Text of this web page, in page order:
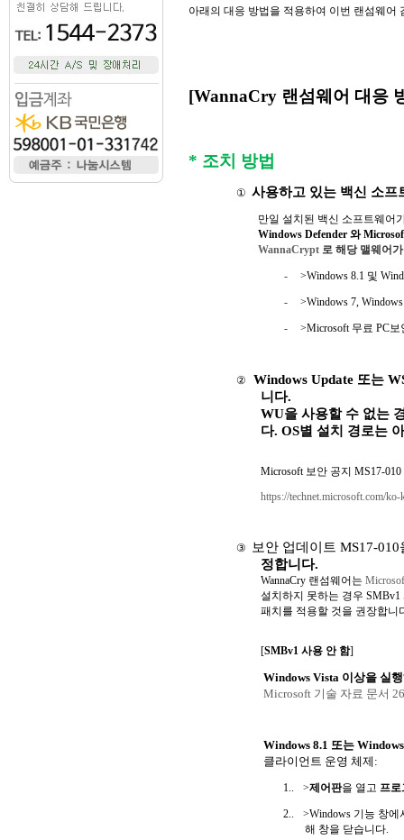
아래의 대응 방법을 적용하여 이번 랜섬웨어
[WannaCry 랜섬웨어 대응
* 조치 방법
① 사용하고 있는 백신 소프
만일 설치된 백신 소프트웨어
Windows Defender 와
WannaCrypt 로 해당 맬웨어
- >Windows 8.1 및
- >Windows 7,
- >Microsoft 무료 PC보
② Windows Update 또는
니다.
WU을 사용할 수 없는
다. OS별 설치 경로는
Microsoft 보안 공지 MS17-010
https://technet.microsoft.com/
③ 보안 업데이트 MS17-010
정합니다.
WannaCry 랜섬웨어는
설치하지 못하는 경우 SMBv1
패치를 적용할 것을 권장합니
[SMBv1 사용 안 함]
Windows Vista 이상을 실
Microsoft 기술 자료 문서
Windows 8.1 또는
클라이언트 운영 체제 :
1.. >제어판을 열고 프로
2.. >Windows 기능 창에
해 창을 닫습니다.